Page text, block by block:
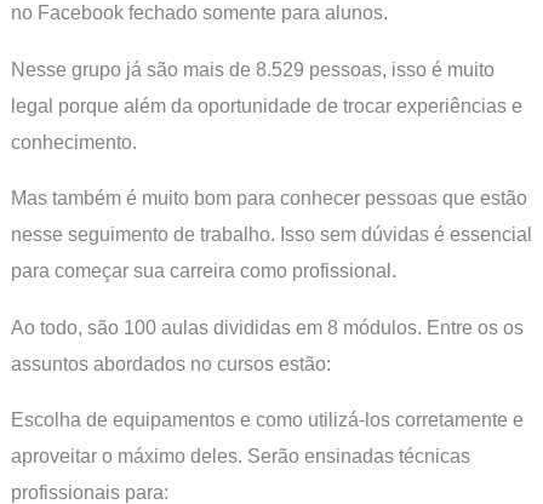
no Facebook fechado somente para alunos.
Nesse grupo já são mais de 8.529 pessoas, isso é muito
legal porque além da oportunidade de trocar experiências e
conhecimento.
Mas também é muito bom para conhecer pessoas que estão
nesse seguimento de trabalho. Isso sem dúvidas é essencial
para começar sua carreira como profissional.
Ao todo, são 100 aulas divididas em 8 módulos. Entre os os
assuntos abordados no cursos estão:
Escolha de equipamentos e como utilizá-los corretamente e
aproveitar o máximo deles. Serão ensinadas técnicas
profissionais para: